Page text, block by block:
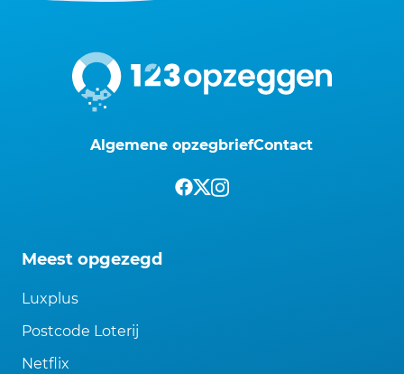
Algemene opzegbriefContact
Meest opgezegd
Luxplus
Postcode Loterij
Netflix